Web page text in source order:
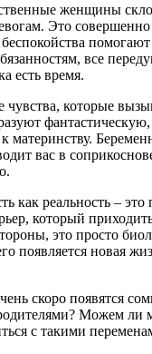
женщины
Это
все
есть время.
чувства, которые
материнству.
вас в
как реальность – это
который
это просто
появляется новая
скоро появятся
Можем ли
с такими